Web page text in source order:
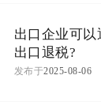
出口企业可
出口退税?
发布于2025-08-06